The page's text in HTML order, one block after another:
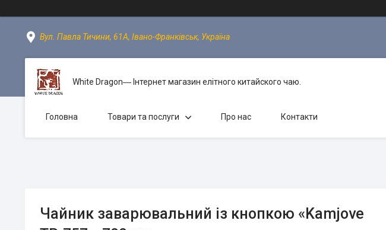
Вул. Павла Тичини, 61А, Івано-Франківськ, Україна
White Dragon― Інтернет магазин елітного китайского чаю.
Головна Товари та послуги Про нас Контакти
Чайник заварювальний із кнопкою «Kamjove